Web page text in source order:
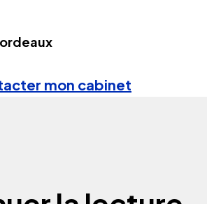
mon cabinet